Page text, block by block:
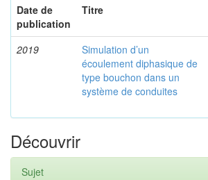
Date de
publication
Titre
2019
Simulation d’un
écoulement diphasique de
type bouchon dans un
système de conduites
Découvrir
Sujet